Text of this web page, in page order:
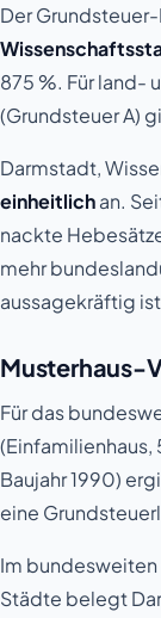
Der
875 %. Für land-
(Grundsteuer A)
Darmstadt,
einheitlichan.
nackte
mehr
aussagekräftig
Musterhaus-
Für das
(Einfamilienhaus,
Baujahr 1990)
eine
Im
Städte belegt